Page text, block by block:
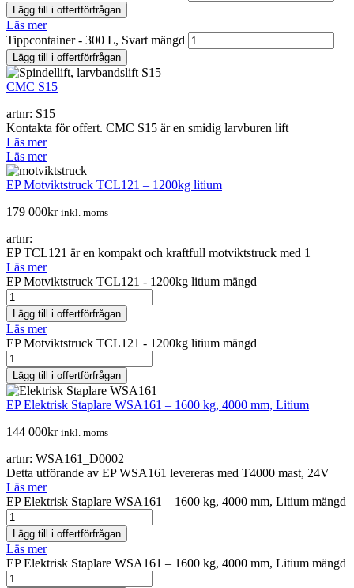
Lägg till i offertförfrågan
Läs mer
Tippcontainer - 300 L, Svart mängd
Lägg till i offertförfrågan
CMC S15
artnr: S15
Kontakta för offert. CMC S15 är en smidig larvburen lift
Läs mer
Läs mer
EP Motviktstruck TCL121 – 1200kg litium
179 000kr inkl. moms
artnr:
EP TCL121 är en kompakt och kraftfull motviktstruck med 1
Läs mer
EP Motviktstruck TCL121 - 1200kg litium mängd
Lägg till i offertförfrågan
Läs mer
EP Motviktstruck TCL121 - 1200kg litium mängd
Lägg till i offertförfrågan
EP Elektrisk Staplare WSA161 – 1600 kg, 4000 mm, Litium
144 000kr inkl. moms
artnr: WSA161_D0002
Detta utförande av EP WSA161 levereras med T4000 mast, 24V
Läs mer
EP Elektrisk Staplare WSA161 – 1600 kg, 4000 mm, Litium mängd
Lägg till i offertförfrågan
Läs mer
EP Elektrisk Staplare WSA161 – 1600 kg, 4000 mm, Litium mängd